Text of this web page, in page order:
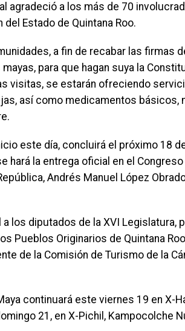
agradeció a los más de 70
Estado de Quintana Roo.
a fin de recabar las firmas
para que hagan suya la
visitas, se estarán ofreciendo
así como medicamentos básicos,
este día, concluirá el próximo 18
hará la entrega oficial en el Congreso
Andrés Manuel López
los diputados de la XVI Legislatura,
Pueblos Originarios de Quintana
de la Comisión de Turismo de la
continuará este viernes 19 en X-
21, en X-Pichil, Kampocolche